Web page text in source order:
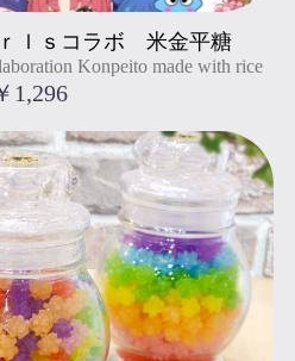
ｉｒｌｓコラボ 米金平糖
Konpeito made with rice
">
ｌｓコラボ 米金平糖
Konpeito made with rice
1,296